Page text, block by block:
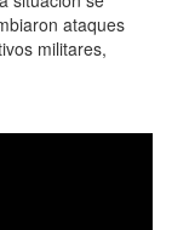
ataques
militares,